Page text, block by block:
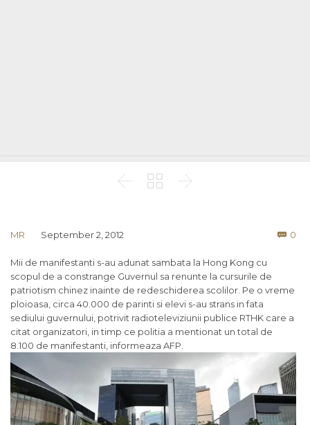
  
MR September 2, 2012  0
Mii de manifestanti s-au adunat sambata la Hong Kong cu
scopul de a constrange Guvernul sa renunte la cursurile de
patriotism chinez inainte de redeschiderea scolilor. Pe o vreme
ploioasa, circa 40.000 de parinti si elevi s-au strans in fata
sediului guvernului, potrivit radioteleviziunii publice RTHK care a
citat organizatori, in timp ce politia a mentionat un total de
8.100 de manifestanti, informeaza AFP.